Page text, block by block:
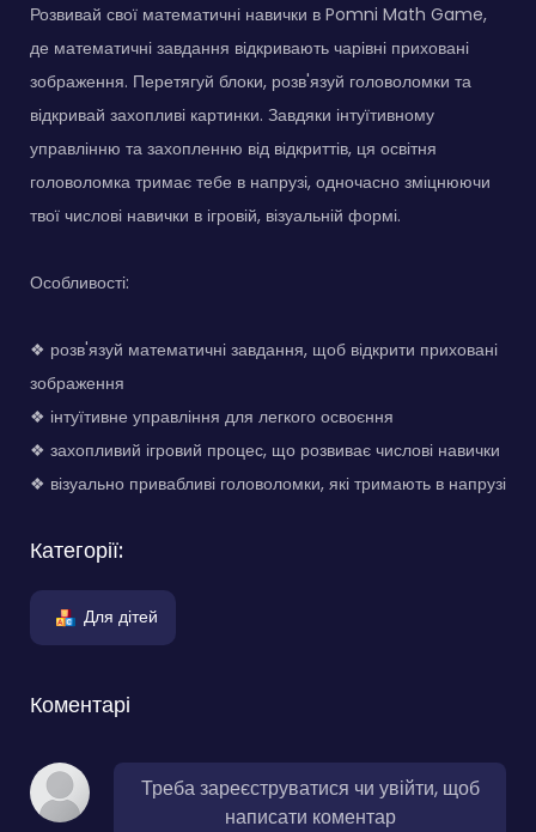
Розвивай свої математичні навички в Pomni Math Game,
де математичні завдання відкривають чарівні приховані
зображення. Перетягуй блоки, розв'язуй головоломки та
відкривай захопливі картинки. Завдяки інтуїтивному
управлінню та захопленню від відкриттів, ця освітня
головоломка тримає тебе в напрузі, одночасно зміцнюючи
твої числові навички в ігровій, візуальній формі.
Особливості:
❖ розв'язуй математичні завдання, щоб відкрити приховані
зображення
❖ інтуїтивне управління для легкого освоєння
❖ захопливий ігровий процес, що розвиває числові навички
❖ візуально привабливі головоломки, які тримають в напрузі
Категорії:
Для дітей
Коментарі
Треба зареєструватися чи увійти, щоб
написати коментар